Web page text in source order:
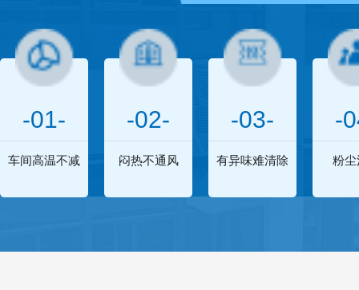
-01-
车间高温不减
-02-
闷热不通风
-03-
有异味难清除
-
粉尘